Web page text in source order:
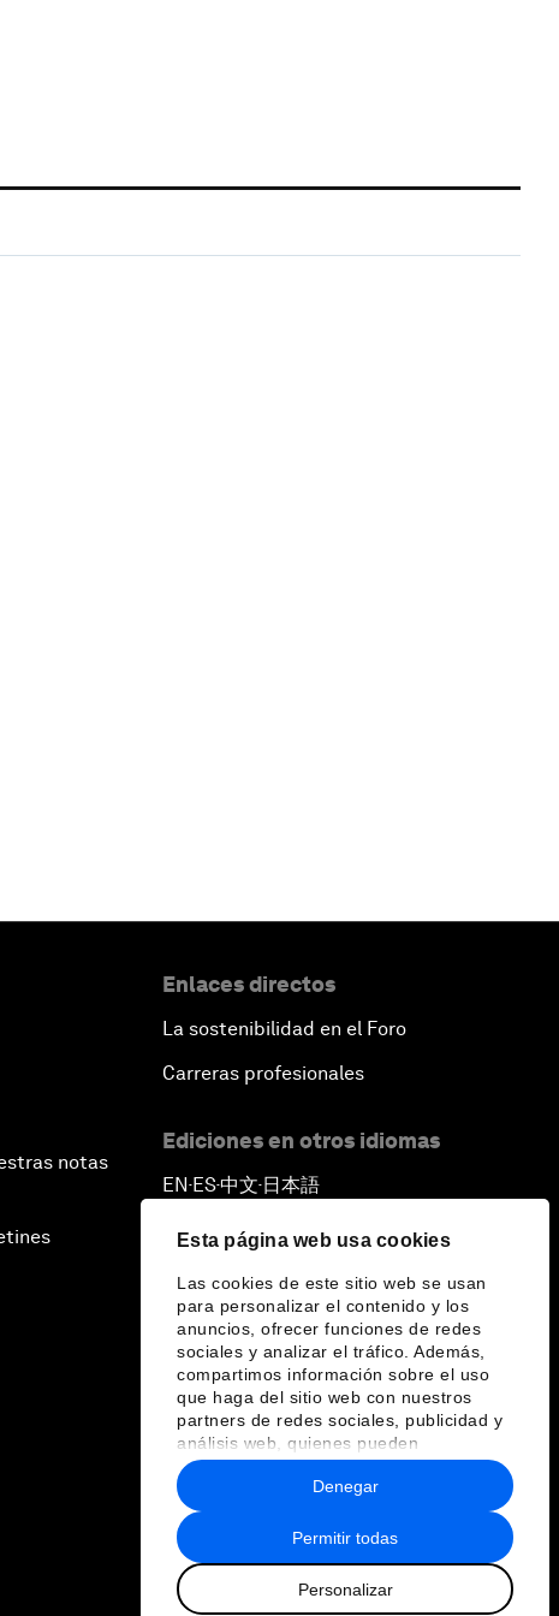
Esta página web usa cookies
Las cookies de este sitio web se usan
para personalizar el contenido y los
anuncios, ofrecer funciones de redes
sociales y analizar el tráfico. Además,
compartimos información sobre el uso
que haga del sitio web con nuestros
partners de redes sociales, publicidad y
análisis web, quienes pueden
combinarla con otra información que les
haya proporcionado o que hayan
recopilado a partir del uso que haya
hecho de sus servicios.
Permitir todas
Personalizar
Denegar
notas
Enlaces directos
La sostenibilidad en el Foro
Carreras profesionales
Ediciones en otros idiomas
EN ▪ ES▪中文▪ 日本語